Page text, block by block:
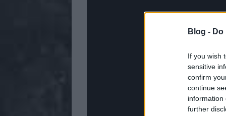
Blog -
If you wish
sensitive
confirm
continue
information
further